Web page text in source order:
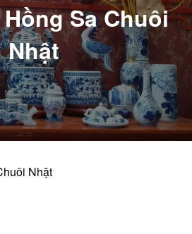
Sa Chuôi
Nhật